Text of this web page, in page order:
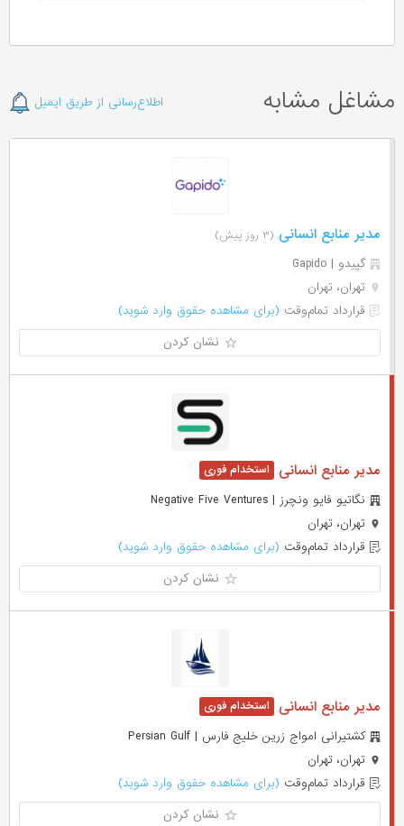
مشاغل مشابه اطلاع‌رسانی از طریق ایمیل
مدیر منابع انسانی (۳ روز پیش)
گپیدو | Gapido
تهران، تهران
قرارداد تمام‌وقت (برای مشاهده حقوق وارد شوید)
نشان کردن
مدیر منابع انسانی
نگاتیو فایو ونچرز | Negative Five Ventures
تهران، تهران
قرارداد تمام‌وقت (برای مشاهده حقوق وارد شوید)
نشان کردن
مدیر منابع انسانی
کشتیرانی امواج زرین خلیج فارس | Persian Gulf
تهران، تهران
قرارداد تمام‌وقت (برای مشاهده حقوق وارد شوید)
نشان کردن